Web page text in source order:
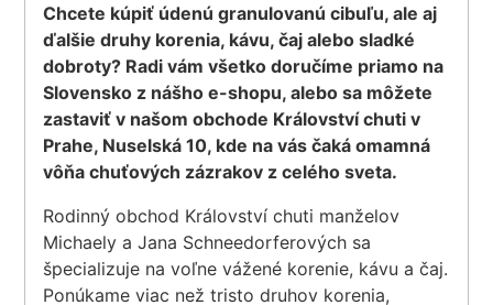
Chcete kúpiť údenú granulovanú cibuľu, ale aj
ďalšie druhy korenia, kávu, čaj alebo sladké
dobroty? Radi vám všetko doručíme priamo na
Slovensko z nášho e-shopu, alebo sa môžete
zastaviť v našom obchode Království chuti v
Prahe, Nuselská 10, kde na vás čaká omamná
vôňa chuťových zázrakov z celého sveta.
Rodinný obchod Království chuti manželov
Michaely a Jana Schneedorferových sa
špecializuje na voľne vážené korenie, kávu a čaj.
Ponúkame viac než tristo druhov korenia,